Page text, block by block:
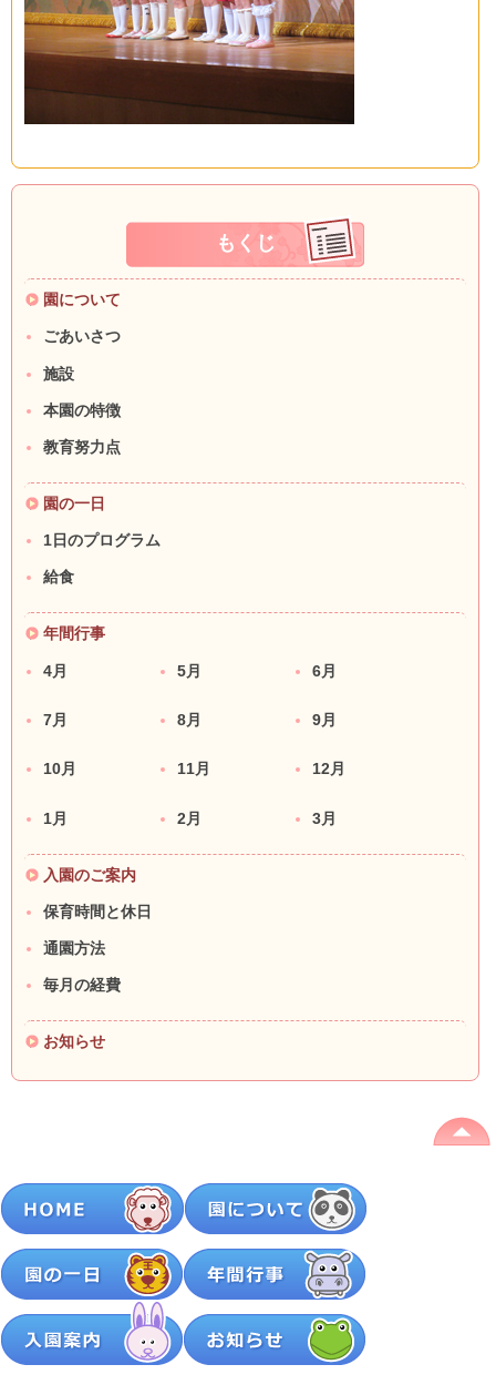
もくじ
園について
ごあいさつ
施設
本園の特徴
教育努力点
園の一日
1日のプログラム
給食
年間行事
4月 5月 6月
7月 8月 9月
10月 11月 12月
1月 2月 3月
入園のご案内
保育時間と休日
通園方法
毎月の経費
お知らせ